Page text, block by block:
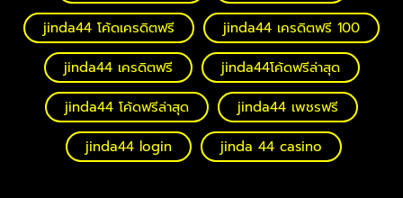
jinda44 โค้ดเครดิตฟรี
jinda44 เครดิตฟรี 100
jinda44 เครดิตฟรี
jinda44โค้ดฟรีล่าสุด
jinda44 โค้ดฟรีล่าสุด
jinda44 เพชรฟรี
jinda44 login
jinda 44 casino